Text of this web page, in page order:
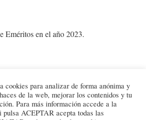
Eméritos en el año 2023.
cookies para analizar de forma anónima y
de la web, mejorar los contenidos y tu
Para más información accede a la
ACEPTAR acepta todas las